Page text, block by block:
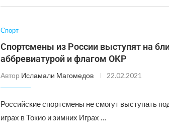
Спорт
Спортсмены из России выступят на
аббревиатурой и флагом ОКР
Автор Исламали Магомедов 22.02.2021
Российские спортсмены не смогут выступать
играх в Токио и зимних Играх …